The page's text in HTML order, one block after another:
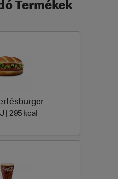
Termékek
| 295 kcal